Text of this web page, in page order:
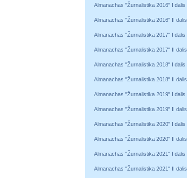
Almanachas "Žurnalistika 2016" I dalis
Almanachas "Žurnalistika 2016" II dalis
Almanachas "Žurnalistika 2017" I dalis
Almanachas "Žurnalistika 2017" II dalis
Almanachas "Žurnalistika 2018" I dalis
Almanachas "Žurnalistika 2018" II dalis
Almanachas "Žurnalistika 2019" I dalis
Almanachas "Žurnalistika 2019" II dalis
Almanachas "Žurnalistika 2020" I dalis
Almanachas "Žurnalistika 2020" II dalis
Almanachas "Žurnalistika 2021" I dalis
Almanachas "Žurnalistika 2021" II dalis